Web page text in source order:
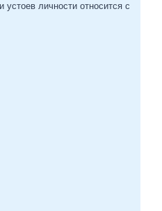
личности относится с